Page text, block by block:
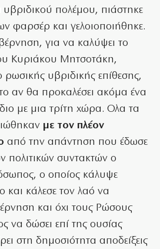
υβριδικού πολέμου, πιάστηκε
φαρσέρ και γελοιοποιήθηκε.
για να καλύψει το
Κυριάκου Μητσοτάκη,
ρωσικής υβριδικής επίθεσης,
αν θα προκαλέσει ακόμα ένα
με μια τρίτη χώρα. Ολα τα
με τον πλέον
από την απάντηση που έδωσε
πολιτικών συντακτών ο
ο οποίος κάλυψε
και κάλεσε τον λαό να
και όχι τους Ρώσους
να δώσει επί της ουσίας
στη δημοσιότητα αποδείξεις